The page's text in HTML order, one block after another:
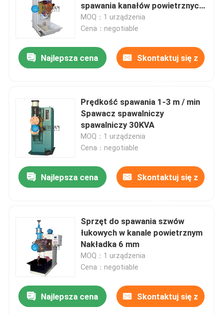
Zgrzewarka do szwów bocznych
Zgrzewarka do długich szwów
Sprzęt do spawania szwów
Niestandardowy sprzęt spawalniczy
Maszyna do kanałów powietrznych
Zgrzewarka punktowa oporowa
Przemysłowa zgrzewarka punktowa
Zgrzewarka punktowa do orzechów
spawania kanałów powietrznych
30KVA
MOQ：1 urządzenia
Cena：negotiable
Najlepsza cena Skontaktuj się z
Prędkość spawania 1-3 m / min
Spawacz spawalniczy
spawalniczy 30KVA
MOQ：1 urządzenia
Cena：negotiable
Najlepsza cena Skontaktuj się z
Sprzęt do spawania szwów
łukowych w kanale powietrznym
Nakładka 6 mm
MOQ：1 urządzenia
Cena：negotiable
Najlepsza cena Skontaktuj się z